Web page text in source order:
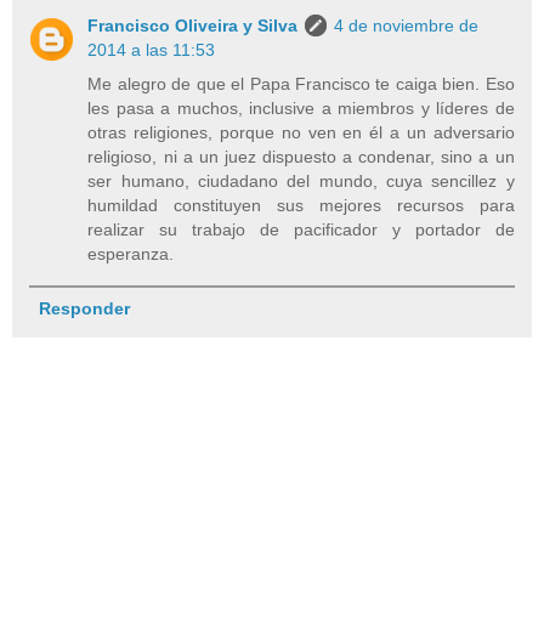
Francisco Oliveira y Silva
4 de noviembre de
2014 a las 11:53
Me alegro de que el Papa Francisco te caiga bien. Eso
les pasa a muchos, inclusive a miembros y líderes de
otras religiones, porque no ven en él a un adversario
religioso, ni a un juez dispuesto a condenar, sino a un
ser humano, ciudadano del mundo, cuya sencillez y
humildad constituyen sus mejores recursos para
realizar su trabajo de pacificador y portador de
esperanza.
Responder